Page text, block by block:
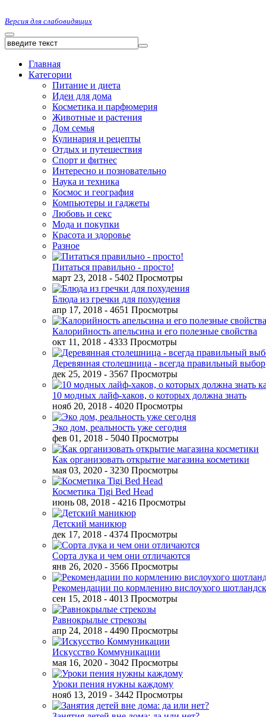
Версия для слабовидящих
Главная
Категории
Питание и диета
Идеи для дома
Косметика и парфюмерия
Животные и растения
Дом семья
Кулинария и рецепты
Отдых и путешествия
Спорт и фитнес
Интересно и позновательно
Наука и техника
Космос и география
Компьютеры и гаджеты
Любовь и секс
Мода и покупки
Красота и здоровье
Разное
Питаться правильно - просто!
март 23, 2018 - 5402 Просмотры
Блюда из гречки для похудения
апр 17, 2018 - 4651 Просмотры
Калорийность апельсина и его полезные свойства
окт 11, 2018 - 4333 Просмотры
Деревянная столешница - всегда правильный выбор
дек 25, 2019 - 3567 Просмотры
10 модных лайф-хаков, о которых должна знать
нояб 20, 2018 - 4020 Просмотры
Эко дом, реальность уже сегодня
фев 01, 2018 - 5040 Просмотры
Как организовать открытие магазина косметики
мая 03, 2020 - 3230 Просмотры
Косметика Tigi Bed Head
июнь 08, 2018 - 4216 Просмотры
Детский маникюр
дек 17, 2018 - 4374 Просмотры
Сорта лука и чем они отличаются
янв 26, 2020 - 3566 Просмотры
Рекомендации по кормлению вислоухого
сен 15, 2018 - 4013 Просмотры
Равнокрылые стрекозы
апр 24, 2018 - 4490 Просмотры
Искусство Коммуникации
мая 16, 2020 - 3042 Просмотры
Уроки пения нужны каждому
нояб 13, 2019 - 3442 Просмотры